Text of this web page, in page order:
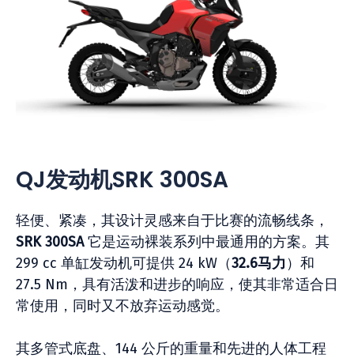
QJ发动机SRK 300SA
轻便、紧凑，其设计灵感来自于比赛的流畅线条，
SRK 300SA它是运动裸装系列中最通用的方案。其
299 cc 单缸发动机可提供 24 kW（32.6马力 ）和
27.5 Nm，具有活泼和进步的响应，使其非常适合日
常使用，同时又不放弃运动感觉。
其多管式底盘、144 公斤的重量和先进的人体工程